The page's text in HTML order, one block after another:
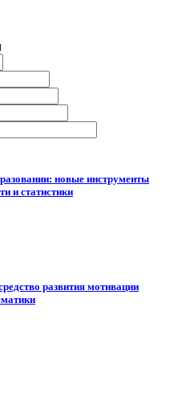
новые инструменты
и статистики
развития мотивации